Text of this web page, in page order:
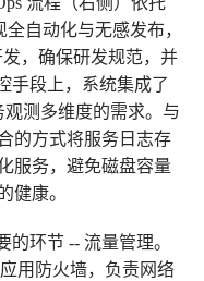
全自动化与无感发布，
发，确保研发规范，并
手段上，系统集成了
观测多维度的需求。与
的方式将服务日志存
服务，避免磁盘容量
健康。
环节 -- 流量管理。
用防火墙，负责网络